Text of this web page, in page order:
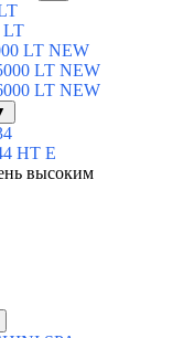
LT
LT NEW
LT NEW
LT NEW
HT E
высоким